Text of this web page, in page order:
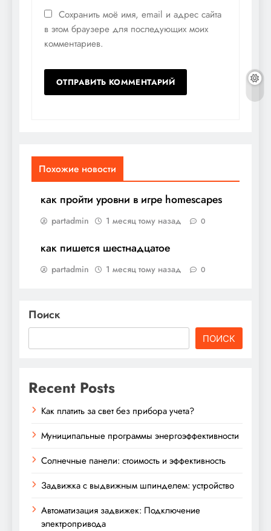
Сохранить моё имя, email и адрес сайта
в этом браузере для последующих моих
комментариев.
Похожие новости
как пройти уровни в игре homescapes
partadmin 1 месяц тому назад 0
как пишется шестнадцатое
partadmin 1 месяц тому назад 0
Поиск
ПОИСК
Recent Posts
Как платить за свет без прибора учета?
Муниципальные программы энергоэффективности
Солнечные панели: стоимость и эффективность
Задвижка с выдвижным шпинделем: устройство
Автоматизация задвижек: Подключение
электропривода